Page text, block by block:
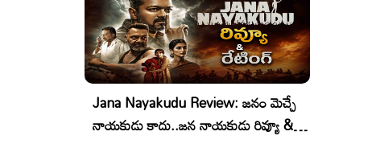
Jana Nayakudu Review: జనం మెచ్చే
నాయకుడు కాదు..జన నాయకుడు రివ్యూ &